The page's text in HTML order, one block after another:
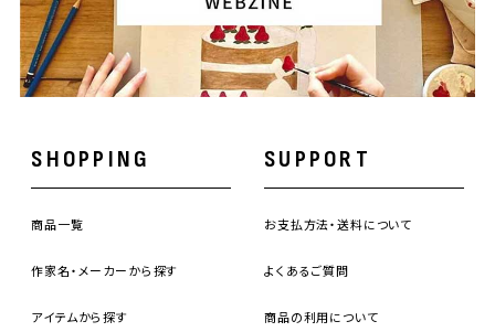
SHOPPING
商品一覧
作家名・メーカーから探す
アイテムから探す
SUPPORT
お支払方法・送料について
よくあるご質問
商品の利用について